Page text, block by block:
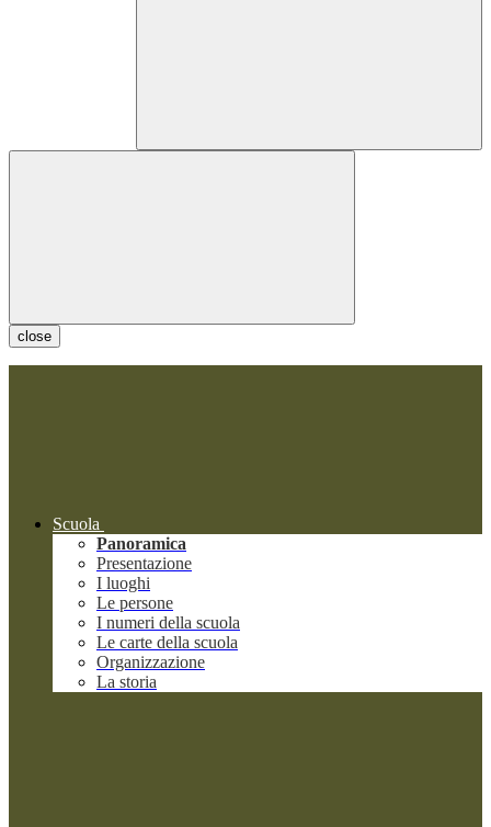
close
Scuola
Panoramica
Presentazione
I luoghi
Le persone
I numeri della scuola
Le carte della scuola
Organizzazione
La storia